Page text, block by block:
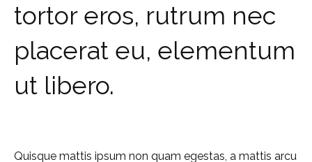
tortor eros, rutrum nec
placerat eu, elementum
ut libero.
Quisque mattis ipsum non quam egestas, a mattis arcu